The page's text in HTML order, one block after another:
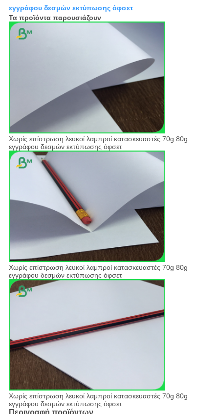
εγγράφου δεσμών εκτύπωσης όφσετ
Τα προϊόντα παρουσιάζουν
Χωρίς επίστρωση λευκοί λαμπροί κατασκευαστές 70g 80g
εγγράφου δεσμών εκτύπωσης όφσετ
Χωρίς επίστρωση λευκοί λαμπροί κατασκευαστές 70g 80g
εγγράφου δεσμών εκτύπωσης όφσετ
Χωρίς επίστρωση λευκοί λαμπροί κατασκευαστές 70g 80g
εγγράφου δεσμών εκτύπωσης όφσετ